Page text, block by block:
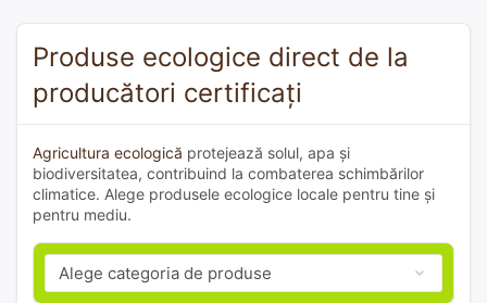
Produse ecologice direct de la
producători certificați
Agricultura ecologică protejează solul, apa și
biodiversitatea, contribuind la combaterea schimbărilor
climatice. Alege produsele ecologice locale pentru tine și
pentru mediu.